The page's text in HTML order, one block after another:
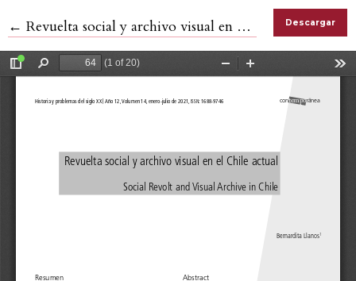
← Volver a los detalles del artículo
Revuelta social y archivo visual en el Chile actual Descargar